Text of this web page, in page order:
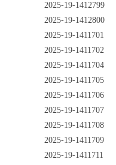
2025-19-1412799
2025-19-1412800
2025-19-1411701
2025-19-1411702
2025-19-1411704
2025-19-1411705
2025-19-1411706
2025-19-1411707
2025-19-1411708
2025-19-1411709
2025-19-1411711